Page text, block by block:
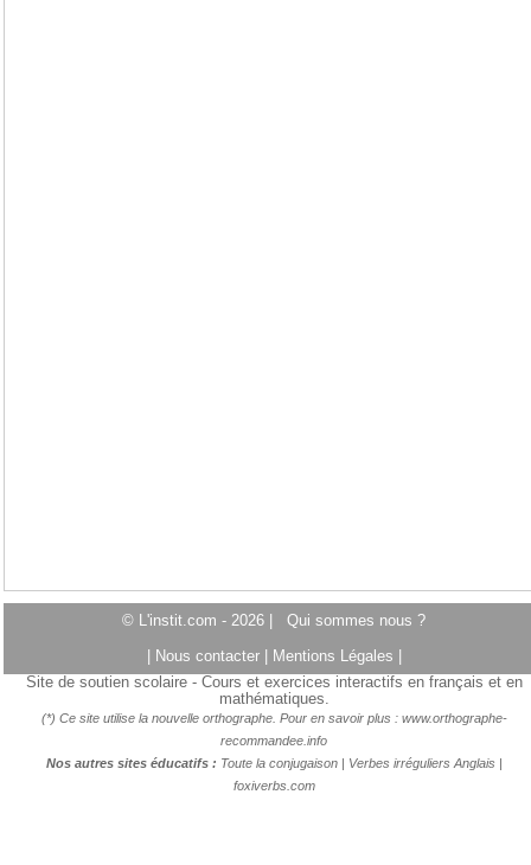
© L'instit.com - 2026 | Qui sommes nous ?
Nous contacter Mentions Légales
Site de soutien scolaire - Cours et exercices interactifs en français et en
mathématiques.
(*) Ce site utilise la nouvelle orthographe. Pour en savoir plus : www.orthographe-
recommandee.info
Nos autres sites éducatifs : Toute la conjugaison| Verbes irréguliers Anglais |
foxiverbs.com